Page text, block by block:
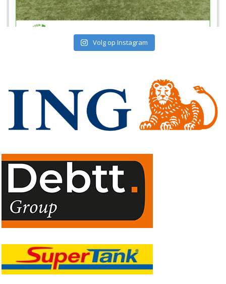
Volg op Instagram